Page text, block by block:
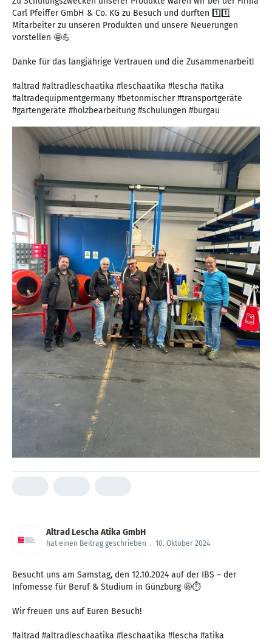
Carl Pfeiffer GmbH & Co. KG zu Besuch und durften 1️⃣1️⃣
Mitarbeiter zu unseren Produkten und unsere Neuerungen
vorstellen 🤩💪
Danke für das langjährige Vertrauen und die Zusammenarbeit!
#altrad #altradleschaatika #leschaatika #lescha #atika
#altradequipmentgermany #betonmischer #transportgeräte
#gartengeräte #holzbearbeitung #schulungen #burgau
Altrad Lescha Atika GmbH
hat einen Beitrag geschrieben . 10. Oktober 2024
Besucht uns am Samstag, den 12.10.2024 auf der IBS – der
Infomesse für Beruf & Studium in Günzburg 🤩⏱
Wir freuen uns auf Euren Besuch!
#altrad #altradleschaatika #leschaatika #lescha #atika